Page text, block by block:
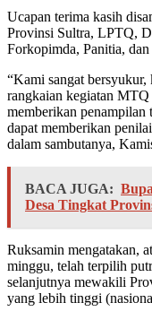
Ucapan terima kasih
Provinsi Sultra, LPTQ,
Forkopimda, Panitia,
“Kami sangat bersyukur,
rangkaian kegiatan MTQ
memberikan penampilan
dapat memberikan
dalam sambutanya,
BACA JUGA:
Desa Tingkat
Ruksamin mengatakan,
minggu, telah terpilih
selanjutnya mewakili
yang lebih tinggi